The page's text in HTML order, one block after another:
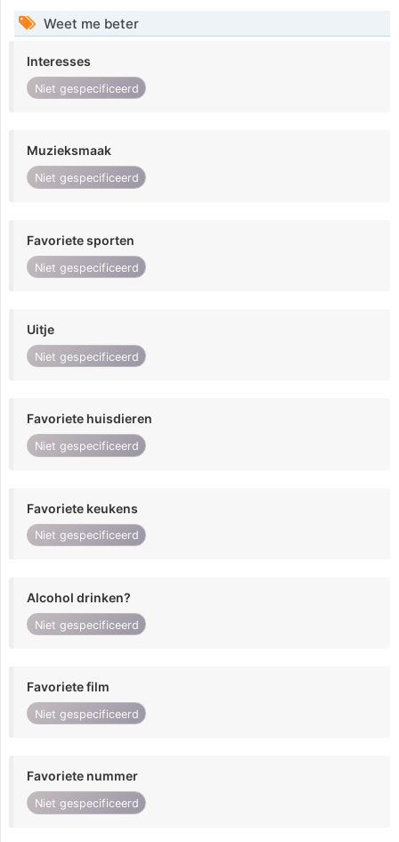
Weet me beter
Interesses
Niet gespecificeerd
Muzieksmaak
Niet gespecificeerd
Favoriete sporten
Niet gespecificeerd
Uitje
Niet gespecificeerd
Favoriete huisdieren
Niet gespecificeerd
Favoriete keukens
Niet gespecificeerd
Alcohol drinken?
Niet gespecificeerd
Favoriete film
Niet gespecificeerd
Favoriete nummer
Niet gespecificeerd